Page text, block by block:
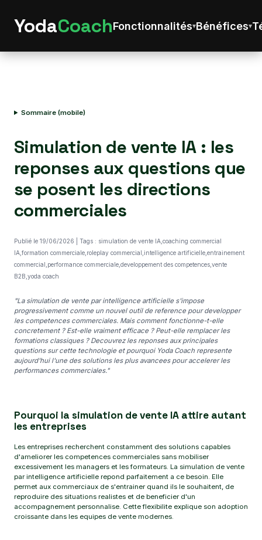
YodaCoachFonctionnalités Bénéfices
Sommaire (mobile)
Simulation de vente IA : les
reponses aux questions que
se posent les directions
commerciales
Publié le 19/06/2026 | Tags : simulation de vente IA,coaching commercial
IA,formation commerciale,roleplay commercial,intelligence artificielle,entrainement
commercial,performance commerciale,developpement des competences,vente
B2B,yoda coach
"La simulation de vente par intelligence artificielle s'impose
progressivement comme un nouvel outil de reference pour developper
les competences commerciales. Mais comment fonctionne-t-elle
concretement ? Est-elle vraiment efficace ? Peut-elle remplacer les
formations classiques ? Decouvrez les reponses aux principales
questions sur cette technologie et pourquoi Yoda Coach represente
aujourd'hui l'une des solutions les plus avancees pour accelerer les
performances commerciales."
Pourquoi la simulation de vente IA attire autant
les entreprises
Les entreprises recherchent constamment des solutions capables
d'ameliorer les competences commerciales sans mobiliser
excessivement les managers et les formateurs. La simulation de vente
par intelligence artificielle repond parfaitement a ce besoin. Elle
permet aux commerciaux de s'entrainer quand ils le souhaitent, de
reproduire des situations realistes et de beneficier d'un
accompagnement personnalise. Cette flexibilite explique son adoption
croissante dans les equipes de vente modernes.